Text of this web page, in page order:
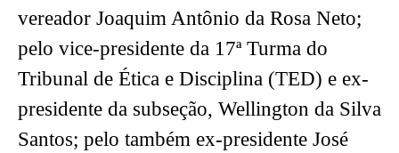
vereador Joaquim Antônio da Rosa Neto;
pelo vice-presidente da 17ª Turma do
Tribunal de Ética e Disciplina (TED) e ex-
presidente da subseção, Wellington da Silva
Santos; pelo também ex-presidente José